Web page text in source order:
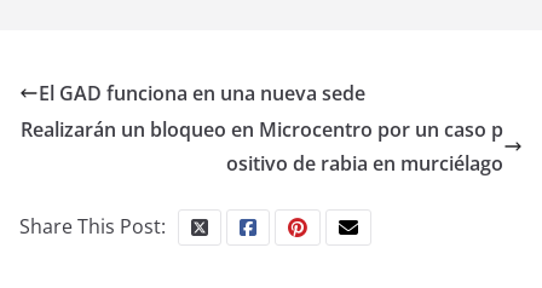
El GAD funciona en una nueva sede
Realizarán un bloqueo en Microcentro por un caso p
ositivo de rabia en murciélago
Share This Post: